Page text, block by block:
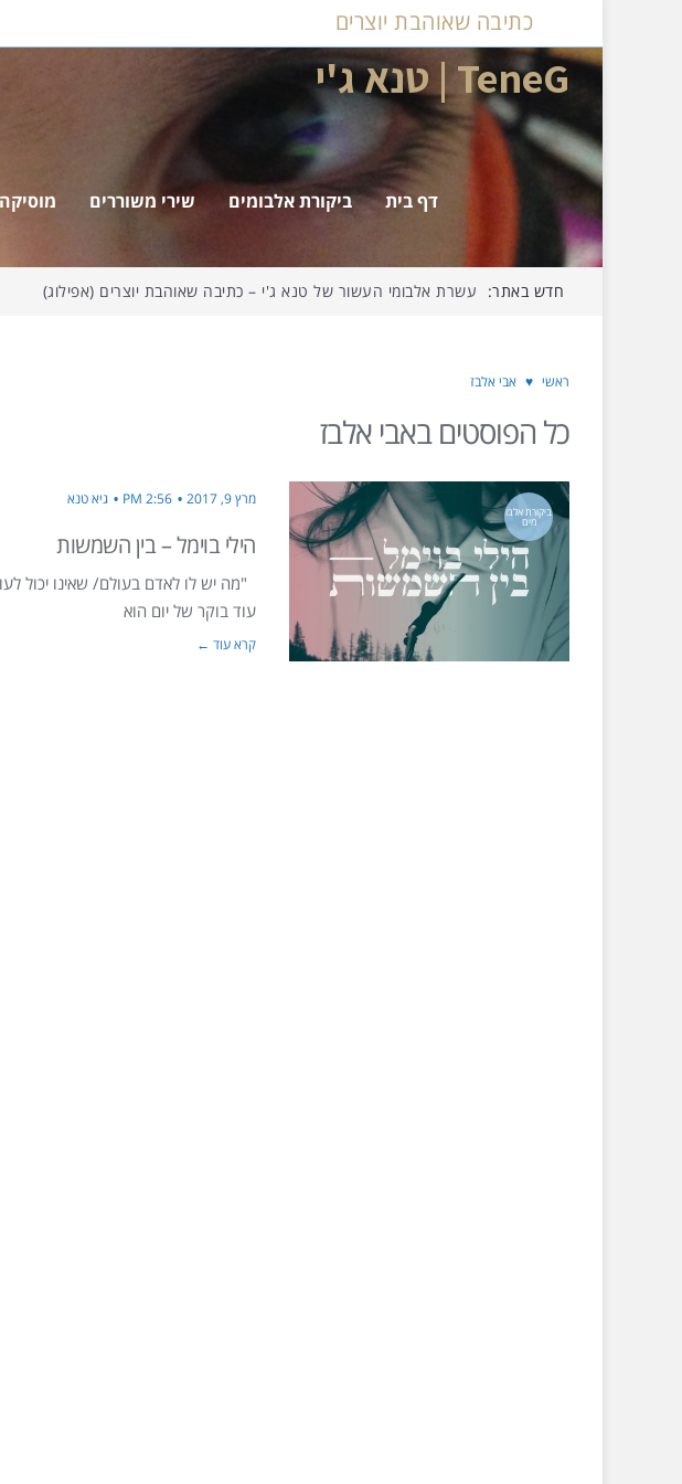
כתיבה שאוהבת יוצרים
TeneG | טנא ג'י
דף בית ביקורת אלבומים שירי משוררים
חדש באתר: עשרת אלבומי העשור של טנא ג'י – כתיבה שאוהבת יוצרים (אפילוג)
ראשי ♥ אבי אלבז
כל הפוסטים באבי אלבז
ביקורת אלבו
מים
מרץ 9, 2017 2:56 PM גיא טנא
הילי בוימל – בין השמשות
"מה יש לו לאדם בעולם/ שאינו יכול
עוד בוקר של יום הוא
קרא עוד ←